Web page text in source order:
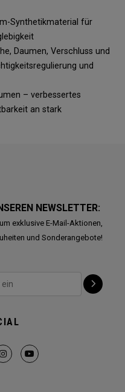
Synthetikmaterial für
Daumen, Verschluss und
und
– verbessertes
an stark
NEWSLETTER:
exklusive E-Mail-Aktionen,
und Sonderangebote!